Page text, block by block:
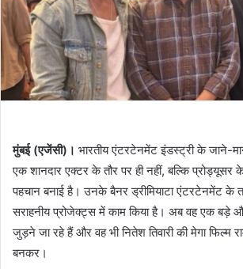
मुंबई (एजेंसी)। भारतीय एंटरटेनमेंट इंडस्ट्री के जाने-
एक शानदार एक्टर के तौर पर ही नहीं, बल्कि
पहचान बनाई है। उनके बैनर ड्रीमियाटा एंटरटेनमेंट के
सराहनीय प्रोजेक्ट्स में काम किया है। अब वह एक बड़े
जुड़ने जा रहे हैं और वह भी नितेश तिवारी की मेगा फिल्म
बनकर।